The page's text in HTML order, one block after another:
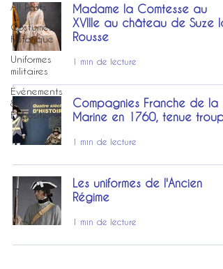
All Posts
Costumes
historique
Uniformes
militaires
Événements
&
Expositions
Madame la Comtesse au
XVIIIe au château de Suze la
Rousse
1 min de lecture
Compagnies Franche de la
Marine en 1760, tenue
1 min de lecture
Les uniformes de l'Ancien
Régime
1 min de lecture